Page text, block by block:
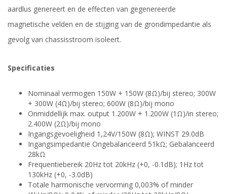
aardlus genereert en de effecten van gegenereerde
magnetische velden en de stijging van de grondimpedantie als
gevolg van chassisstroom isoleert.
Specificaties
Nominaal vermogen 150W + 150W (8Ω)/bij stereo; 300W
+ 300W (4Ω)/bij stereo; 600W (8Ω)/bij mono
Onmiddellijk max. output 1.200W + 1.200W (1Ω)/in stereo;
2.400W (2Ω)/bij mono
Ingangsgevoeligheid 1,24V/150W (8Ω); WINST 29.0dB
Ingangsimpedantie Ongebalanceerd 51kΩ; Gebalanceerd
28kΩ
Frequentiebereik 20Hz tot 20kHz (+0, -0.1dB); 1Hz tot
130kHz (+0, -3.0dB)
Totale harmonische vervorming 0,003% of minder